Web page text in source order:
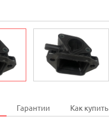
Гарантии Как купить